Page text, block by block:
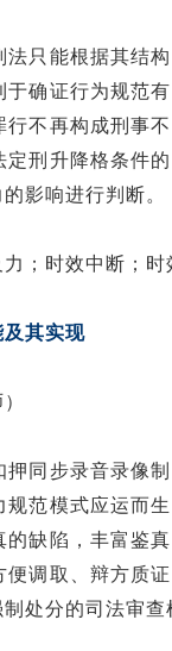
只能根据其结
确证行为规范
不再构成刑事
刑升降格条件
影响进行判断。
；时效中断；时
其实现
同步录音录像
范模式应运而
缺陷，丰富鉴
调取、辩方质
处分的司法审